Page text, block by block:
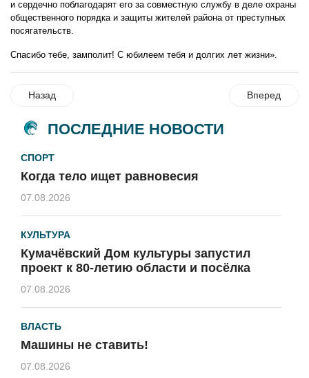
и сердечно поблагодарят его за совместную службу в деле охраны
общественного порядка и защиты жителей района от преступных
посягательств.
Спасибо тебе, замполит! С юбилеем тебя и долгих лет жизни».
Назад Вперед
ПОСЛЕДНИЕ НОВОСТИ
СПОРТ
Когда тело ищет равновесия
07.08.2026
КУЛЬТУРА
Кумачёвский Дом культуры запустил
проект к 80-летию области и посёлка
07.08.2026
ВЛАСТЬ
Машины не ставить!
07.08.2026